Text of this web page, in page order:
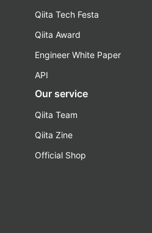
Qiita Tech Festa
Qiita Award
Engineer White Paper
API
Our service
Qiita Team
Qiita Zine
Official Shop